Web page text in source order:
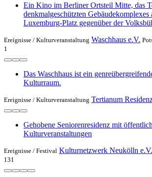
Ein Kino im Berliner Ortsteil Mitte, das
denkmalgeschützten Gebäudekomplexes
Luxemburg-Platz gegenüber der
Ereignisse / Kulturveranstaltung Waschhaus e.V.
1
Das Waschhaus ist ein
Kulturraum.
Ereignisse / Kulturveranstaltung Tertianum
Gehobene Seniorenresidenz mit
Kulturveranstaltungen
Ereignisse / Festival Kulturnetzwerk Neukölln e.V.
131